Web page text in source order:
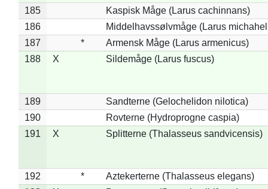
185
Kaspisk Måge (Larus cachinnans)
186
Middelhavssølvmåge (Larus
187
*
Armensk Måge (Larus armenicus)
188
X Sildemåge (Larus fuscus)
189
Sandterne (Gelochelidon nilotica)
190
Rovterne (Hydroprogne caspia)
191
X Splitterne (Thalasseus sandvicensis)
192 *
Aztekerterne (Thalasseus elegans)